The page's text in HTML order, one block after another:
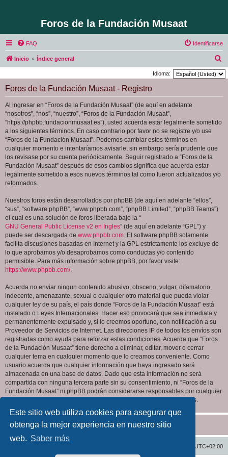
Este sitio web utiliza cookies para asegurar que
obtenga la mejor experiencia en nuestro sitio
web. Saber más
Foros de la Fundación Musaat
FAQ Identificarse
Inicio Índice general
u
Idioma:
Foros de la Fundación Musaat - Registro
Al ingresar en “Foros de la Fundación Musaat” (de aquí en adelante
“nosotros”, “nos”, “nuestro”, “Foros de la Fundación Musaat”,
“https://phpbb.fundacionmusaat.es”), usted acuerda estar legalmente sometido
a los siguientes términos. En caso contrario por favor no se registre y/o use
“Foros de la Fundación Musaat”. Podemos cambiar estos términos en
cualquier momento e intentaríamos avisarle, sin embargo sería prudente que
los revisase por su cuenta periódicamente. Seguir registrado a “Foros de la
Fundación Musaat” después de esos cambios significa que acuerda estar
legalmente sometido a esos nuevos términos tal como fueron actualizados y/o
reformados.
Nuestros foros están desarrollados por phpBB (de aquí en adelante “ellos”,
“sus”, “software phpBB”, “www.phpbb.com”, “phpBB Limited”, “phpBB Teams”)
el cual es una solución de foros liberada bajo la “
GNU General Public License v2 en Ingles” (de aquí en adelante “GPL”) y
puede ser descargada de www.phpbb.com. El software phpBB solamente
facilita discusiones basadas en Internet y la GPL estrictamente los excluye de
lo que aprobamos y/o desaprobamos como conductas y/o contenido
permisible. Para más información sobre phpBB, por favor visite:
https://www.phpbb.com/.
Acuerda no enviar ningun contenido abusivo, obsceno, vulgar, difamatorio,
indecente, amenazante, sexual o cualquier otro material que pueda violar
cualquier ley de su país, el país donde “Foros de la Fundación Musaat” está
instalado o Leyes Internacionales. Hacer eso provocará que sea inmediata y
permanentemente expulsado y, si lo creemos oportuno, con notificación a su
Proveedor de Servicios de Internet. Las direcciones IP de todos los envíos son
registradas como ayuda para reforzar estas condiciones. Acuerda que “Foros
de la Fundación Musaat” tiene derecho a eliminar, editar, mover o cerrar
cualquier tema en cualquier momento que lo creamos conveniente. Como
usuario acuerda que cualquier información que haya ingresado será
almacenada en una base de datos. Dado que esta información no será
compartida con ninguna tercera parte sin su consentimiento, ni “Foros de la
Fundación Musaat” ni phpBB podrán considerarse responsables por cualquier
intento de hacking que conlleve a que los datos sean comprometidos.
UTC+02:00